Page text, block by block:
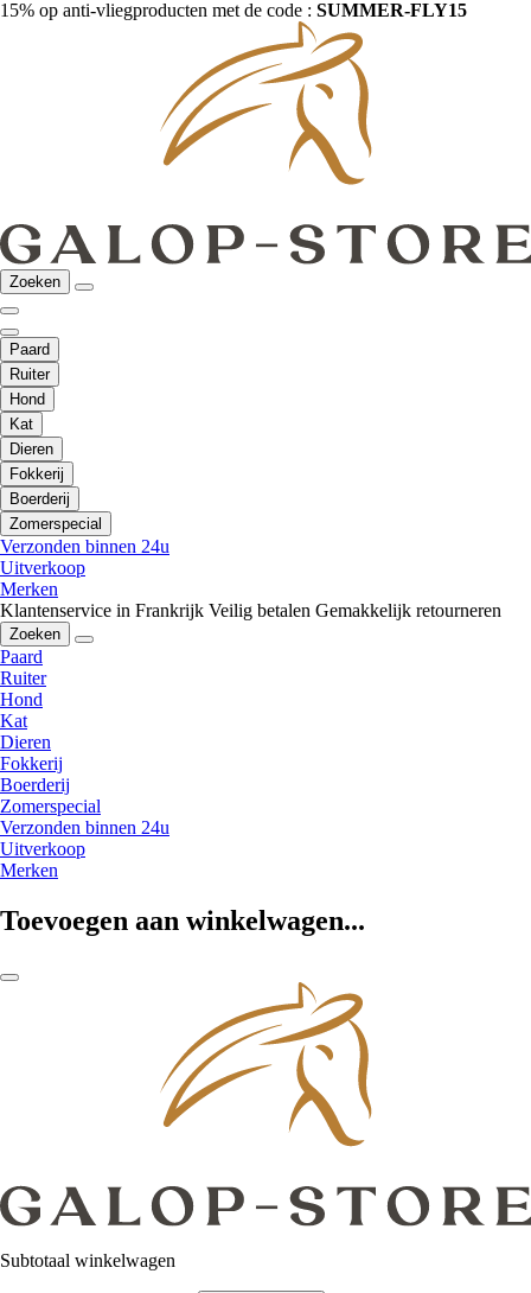
15% op anti-vliegproducten met de code : SUMMER-FLY15
Zoeken
Paard
Ruiter
Hond
Kat
Dieren
Fokkerij
Boerderij
Zomerspecial
Verzonden binnen 24u
Uitverkoop
Merken
Klantenservice in Frankrijk Veilig betalen Gemakkelijk retourneren
Zoeken
Paard
Ruiter
Hond
Kat
Dieren
Fokkerij
Boerderij
Zomerspecial
Verzonden binnen 24u
Uitverkoop
Merken
Toevoegen aan winkelwagen...
Subtotaal winkelwagen